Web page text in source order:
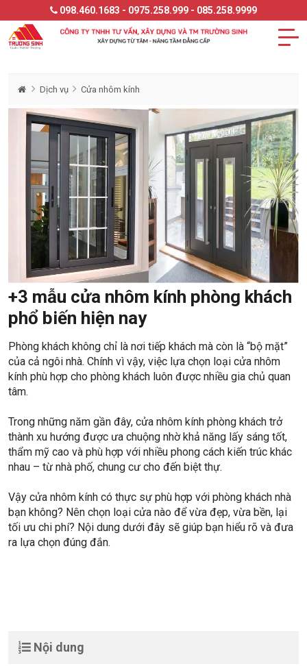
098.460.1683 - 0975.258.999 - 085.258.9999
Dịch vụ Cửa nhôm kính
+3 mẫu cửa nhôm kính phòng khách
phổ biến hiện nay
Phòng khách không chỉ là nơi tiếp khách mà còn là “bộ mặt”
của cả ngôi nhà. Chính vì vậy, việc lựa chọn loại cửa nhôm
kính phù hợp cho phòng khách luôn được nhiều gia chủ quan
tâm.
Trong những năm gần đây, cửa nhôm kính phòng khách trở
thành xu hướng được ưa chuộng nhờ khả năng lấy sáng tốt,
thẩm mỹ cao và phù hợp với nhiều phong cách kiến trúc khác
nhau – từ nhà phố, chung cư cho đến biệt thự.
Vậy cửa nhôm kính có thực sự phù hợp với phòng khách nhà
bạn không? Nên chọn loại cửa nào để vừa đẹp, vừa bền, lại
tối ưu chi phí? Nội dung dưới đây sẽ giúp bạn hiểu rõ và đưa
ra lựa chọn đúng đắn.
Nội dung